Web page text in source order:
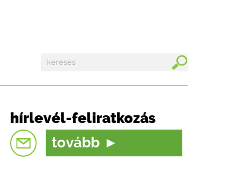
hírlevél-feliratkozás
tovább